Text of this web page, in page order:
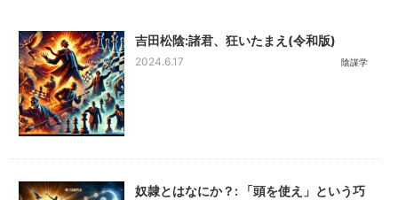
吉田松陰:諸君、狂いたまえ(令和版)
2024.6.17 陰謀学
奴隷とはなにか？: 「頭を使え」という巧